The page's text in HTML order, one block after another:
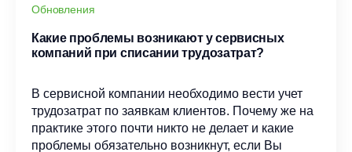
Обновления
Какие проблемы возникают у сервисных
компаний при списании трудозатрат?
В сервисной компании необходимо вести учет
трудозатрат по заявкам клиентов. Почему же на
практике этого почти никто не делает и какие
проблемы обязательно возникнут, если Вы